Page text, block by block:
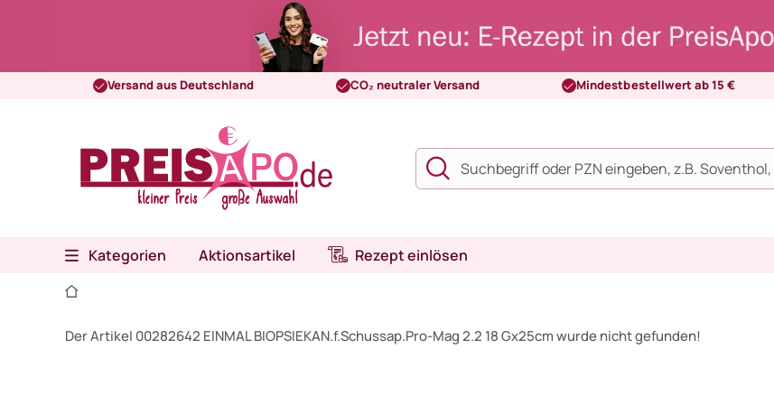
Versand aus Deutschland CO₂ neutraler Versand Mindestbestellwert ab 15 €
Kategorien Aktionsartikel Rezept einlösen
Der Artikel 00282642 EINMAL BIOPSIEKAN.f.Schussap.Pro-Mag 2.2 18 Gx25cm wurde nicht gefunden!